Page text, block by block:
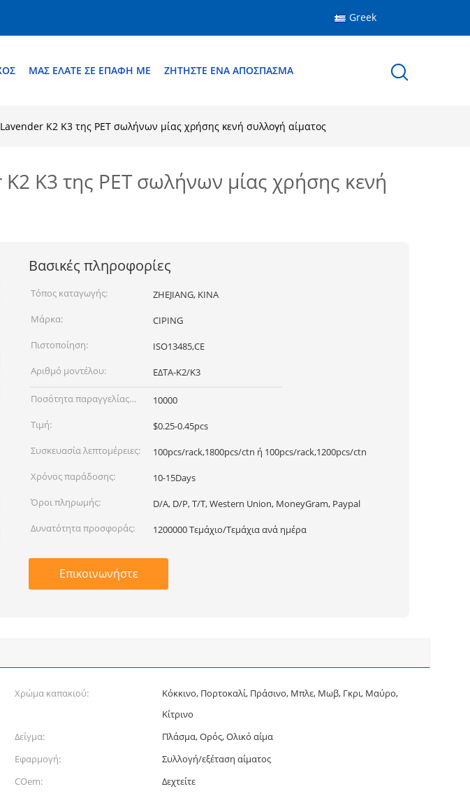
Greek
ΜΑΣ ΕΛΆΤΕ ΣΕ ΕΠΑΦΉ ΜΕ ΖΗΤΉΣΤΕ ΈΝΑ ΑΠΌΣΠΑΣΜΑ
K2 K3 της PET σωλήνων μίας χρήσης κενή συλλογή αίματος
K3 της PET σωλήνων μίας χρήσης κενή
Βασικές πληροφορίες
Τόπος καταγωγής:
ZHEJIANG, ΚΙΝΑ
Μάρκα:
CIPING
Πιστοποίηση:
ISO13485,CE
Αριθμό μοντέλου:
ΕΔΤΑ-Κ2/Κ3
Ποσότητα παραγγελίας
min:
10000
Τιμή:
$0.25-0.45pcs
Συσκευασία λεπτομέρειες:
100pcs/rack,1800pcs/ctn ή 100pcs/rack,1200pcs/ctn
Χρόνος παράδοσης:
10-15Days
Όροι πληρωμής:
D/A, D/P, T/T, Western Union, MoneyGram, Paypal
Δυνατότητα προσφοράς:
1200000 Τεμάχιο/Τεμάχια ανά ημέρα
Επικοινωνήστε
Χρώμα καπακιού:
Κόκκινο, Πορτοκαλί, Πράσινο, Μπλε, Μωβ, Γκρι, Μαύρο,
Κίτρινο
Δείγμα:
Πλάσμα, Ορός, Ολικό αίμα
Εφαρμογή:
Συλλογή/εξέταση αίματος
COem:
Δεχτείτε